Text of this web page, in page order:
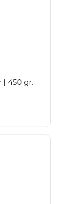
| 450 gr.